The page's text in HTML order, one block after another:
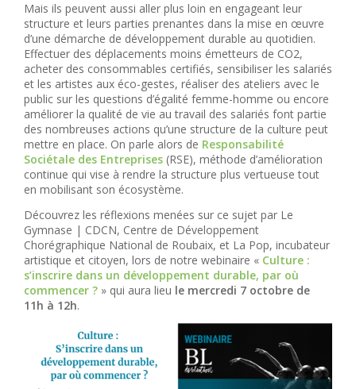
Mais ils peuvent aussi aller plus loin en engageant leur
structure et leurs parties prenantes dans la mise en œuvre
d’une démarche de développement durable au quotidien.
Effectuer des déplacements moins émetteurs de CO2,
acheter des consommables certifiés, sensibiliser les salariés
et les artistes aux éco-gestes, réaliser des ateliers avec le
public sur les questions d’égalité femme-homme ou encore
améliorer la qualité de vie au travail des salariés font partie
des nombreuses actions qu’une structure de la culture peut
mettre en place. On parle alors de Responsabilité
Sociétale des Entreprises (RSE), méthode d’amélioration
continue qui vise à rendre la structure plus vertueuse tout
en mobilisant son écosystème.
Découvrez les réflexions menées sur ce sujet par Le
Gymnase | CDCN, Centre de Développement
Chorégraphique National de Roubaix, et La Pop, incubateur
artistique et citoyen, lors de notre webinaire « Culture :
s’inscrire dans un développement durable, par où
commencer ? » qui aura lieu le mercredi 7 octobre de
11h à 12h.